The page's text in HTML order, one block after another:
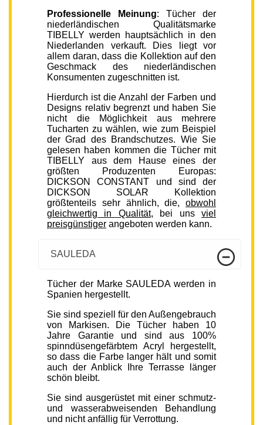
Professionelle Meinung: Tücher der
niederländischen Qualitätsmarke
TIBELLY werden hauptsächlich in den
Niederlanden verkauft. Dies liegt vor
allem daran, dass die Kollektion auf den
Geschmack des niederländischen
Konsumenten zugeschnitten ist.
Hierdurch ist die Anzahl der Farben und
Designs relativ begrenzt und haben Sie
nicht die Möglichkeit aus mehrere
Tucharten zu wählen, wie zum Beispiel
der Grad des Brandschutzes. Wie Sie
gelesen haben kommen die Tücher mit
TIBELLY aus dem Hause eines der
größten Produzenten Europas:
DICKSON CONSTANT und sind der
DICKSON SOLAR Kollektion
größtenteils sehr ähnlich, die, obwohl
gleichwertig in Qualität, bei unsviel
preisgünstiger angeboten werden kann.
SAULEDA
Tücher der Marke SAULEDA werden in
Spanien hergestellt.
Sie sind speziell für den Außengebrauch
von Markisen. Die Tücher haben 10
Jahre Garantie und sind aus 100%
spinndüsengefärbtem Acryl hergestellt,
so dass die Farbe langer hält und somit
auch der Anblick Ihre Terrasse länger
schön bleibt.
Sie sind ausgerüstet mit einer schmutz-
und wasserabweisenden Behandlung
und nicht anfällig für Verrottung.